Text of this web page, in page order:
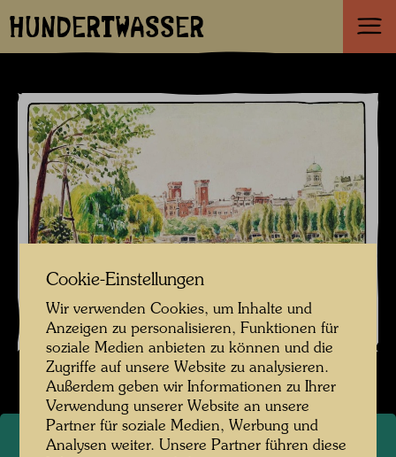
HUNDERTWASSER
Cookie-Einstellungen
Wir verwenden Cookies, um Inhalte und
Anzeigen zu personalisieren, Funktionen für
soziale Medien anbieten zu können und die
Zugriffe auf unsere Website zu analysieren.
Außerdem geben wir Informationen zu Ihrer
Verwendung unserer Website an unsere
Partner für soziale Medien, Werbung und
Analysen weiter. Unsere Partner führen diese